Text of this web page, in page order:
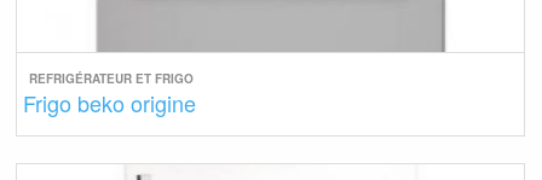
REFRIGÉRATEUR ET FRIGO
Frigo beko origine